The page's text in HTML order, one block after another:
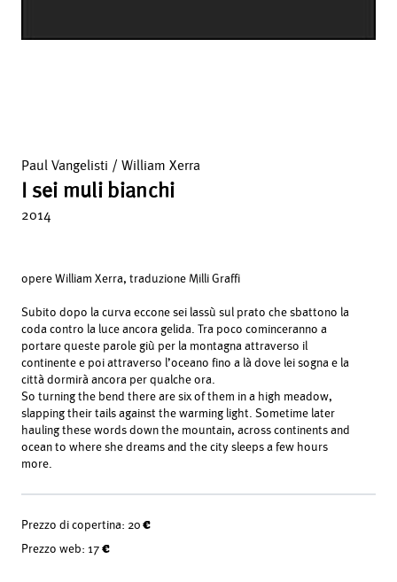
Paul Vangelisti / William Xerra
I sei muli bianchi
2014
opere William Xerra, traduzione Milli Graffi
Subito dopo la curva eccone sei lassù sul prato che sbattono la
coda contro la luce ancora gelida. Tra poco cominceranno a
portare queste parole giù per la montagna attraverso il
continente e poi attraverso l’oceano fino a là dove lei sogna e la
città dormirà ancora per qualche ora.
So turning the bend there are six of them in a high meadow,
slapping their tails against the warming light. Sometime later
hauling these words down the mountain, across continents and
ocean to where she dreams and the city sleeps a few hours
more.
Prezzo di copertina: 20 €
Prezzo web: 17 €